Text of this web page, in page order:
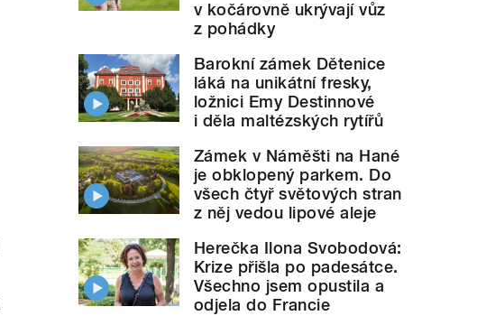
v kočárovně ukrývají vůz
z pohádky
Barokní zámek Dětenice
láká na unikátní fresky,
ložnici Emy Destinnové
i děla maltézských rytířů
Zámek v Náměšti na Hané
je obklopený parkem. Do
všech čtyř světových stran
z něj vedou lipové aleje
Herečka Ilona Svobodová:
Krize přišla po padesátce.
Všechno jsem opustila a
odjela do Francie